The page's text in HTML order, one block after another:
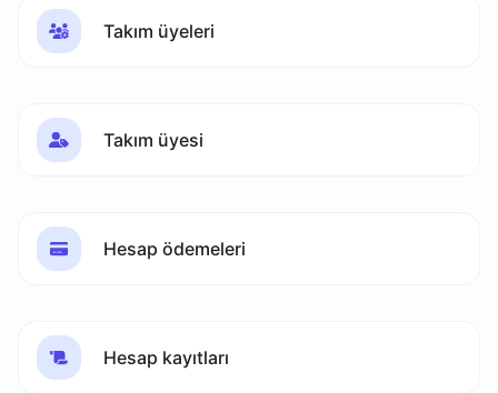
Takım üyeleri
Takım üyesi
Hesap ödemeleri
Hesap kayıtları